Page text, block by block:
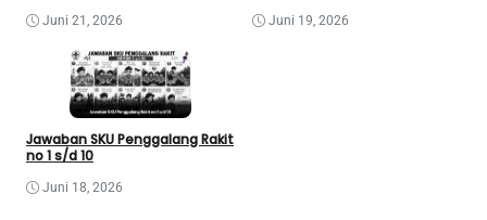
Juni 21, 2026 Juni 19, 2026
Jawaban SKU Penggalang Rakit
no 1 s/d 10
Juni 18, 2026